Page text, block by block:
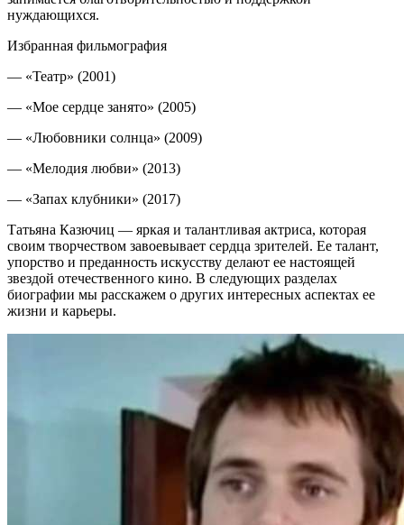
нуждающихся.
Избранная фильмография
— «Театр» (2001)
— «Мое сердце занято» (2005)
— «Любовники солнца» (2009)
— «Мелодия любви» (2013)
— «Запах клубники» (2017)
Татьяна Казючиц — яркая и талантливая актриса, которая
своим творчеством завоевывает сердца зрителей. Ее талант,
упорство и преданность искусству делают ее настоящей
звездой отечественного кино. В следующих разделах
биографии мы расскажем о других интересных аспектах ее
жизни и карьеры.